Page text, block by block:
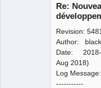
Re:
Revision: 5481
Author:
Date: 2018-
Aug 2018)
Log Message:
-----------